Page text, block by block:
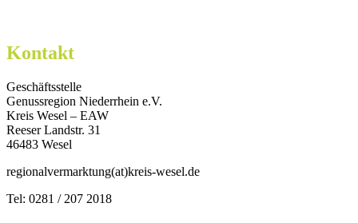
Kontakt
Geschäftsstelle
Genussregion Niederrhein e.V.
Kreis Wesel – EAW
Reeser Landstr. 31
46483 Wesel
regionalvermarktung(at)kreis-wesel.de
Tel: 0281 / 207 2018